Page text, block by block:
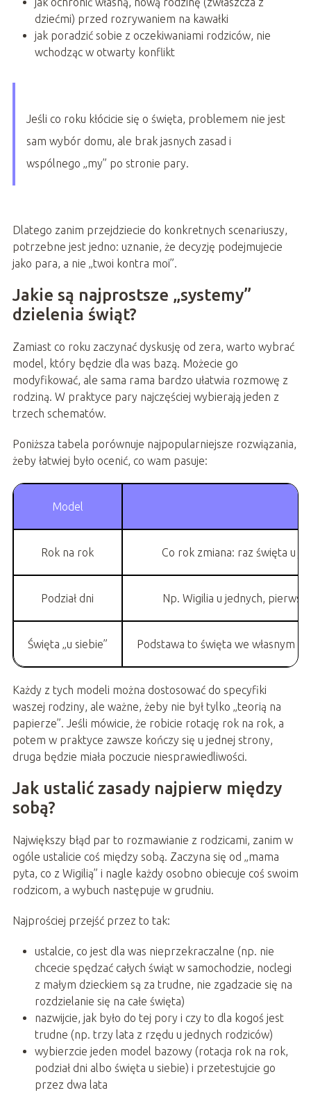
dziećmi) przed rozrywaniem na kawałki
jak poradzić sobie z oczekiwaniami rodziców, nie
wchodząc w otwarty konflikt
Jeśli co roku kłócicie się o święta, problemem nie jest
sam wybór domu, ale brak jasnych zasad i
wspólnego „my” po stronie pary.
Dlatego zanim przejdziecie do konkretnych scenariuszy,
potrzebne jest jedno: uznanie, że decyzję podejmujecie
jako para, a nie „twoi kontra moi”.
Jakie są najprostsze „systemy”
dzielenia świąt?
Zamiast co roku zaczynać dyskusję od zera, warto wybrać
model, który będzie dla was bazą. Możecie go
modyfikować, ale sama rama bardzo ułatwia rozmowę z
rodziną. W praktyce pary najczęściej wybierają jeden z
trzech schematów.
Poniższa tabela porównuje najpopularniejsze rozwiązania,
żeby łatwiej było ocenić, co wam pasuje:
Model
Rok na rok Co rok zmiana: raz święta u
Podział dni Np. Wigilia u jednych,
Święta „u siebie” Podstawa to święta we własnym
Każdy z tych modeli można dostosować do specyfiki
waszej rodziny, ale ważne, żeby nie był tylko „teorią na
papierze”. Jeśli mówicie, że robicie rotację rok na rok, a
potem w praktyce zawsze kończy się u jednej strony,
druga będzie miała poczucie niesprawiedliwości.
Jak ustalić zasady najpierw między
sobą?
Największy błąd par to rozmawianie z rodzicami, zanim w
ogóle ustalicie coś między sobą. Zaczyna się od „mama
pyta, co z Wigilią” i nagle każdy osobno obiecuje coś swoim
rodzicom, a wybuch następuje w grudniu.
Najprościej przejść przez to tak:
ustalcie, co jest dla was nieprzekraczalne (np. nie
chcecie spędzać całych świąt w samochodzie, noclegi
z małym dzieckiem są za trudne, nie zgadzacie się na
rozdzielanie się na całe święta)
nazwijcie, jak było do tej pory i czy to dla kogoś jest
trudne (np. trzy lata z rzędu u jednych rodziców)
wybierzcie jeden model bazowy (rotacja rok na rok,
podział dni albo święta u siebie) i przetestujcie go
przez dwa lata